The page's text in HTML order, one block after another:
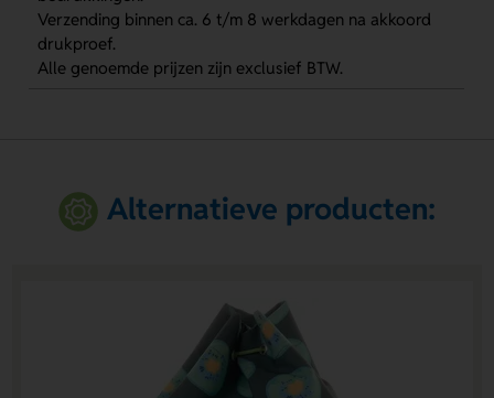
Verzending binnen ca. 6 t/m 8 werkdagen na akkoord
drukproef.
Alle genoemde prijzen zijn exclusief BTW.
Alternatieve producten: